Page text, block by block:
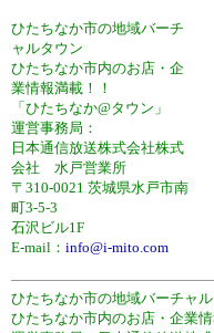
ひたちなか市の地域バーチ
ャルタウン
ひたちなか市内のお店・企
業情報満載！！
「ひたちなか@タウン」
運営事務局：
日本通信放送株式会社株式
会社 水戸営業所
〒310-0021 茨城県水戸市南
町3-5-3
石沢ビル1F
E-mail： info@i-mito.com
ひたちなか市の地域バーチャ
ひたちなか市内のお店・企業